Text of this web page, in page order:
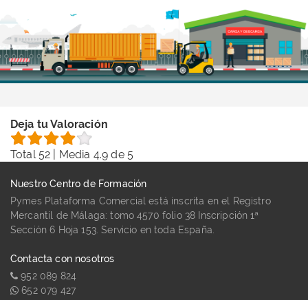
Deja tu Valoración
Total52 | Media 4.9 de 5
Nuestro Centro de Formación
Pymes Plataforma Comercial está inscrita en el Registro
Mercantil de Málaga: tomo 4570 folio 38 Inscripción 1ª
Sección 6 Hoja 153. Servicio en toda España.
Contacta con nosotros
952 089 824
652 079 427